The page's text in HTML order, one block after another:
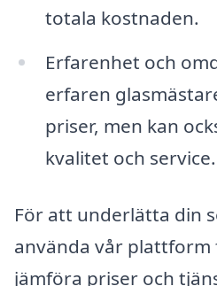
totala kostnaden.
Erfarenhet och
erfaren
priser, men kan
kvalitet och service.
För att underlätta din
använda vår
jämföra priser och